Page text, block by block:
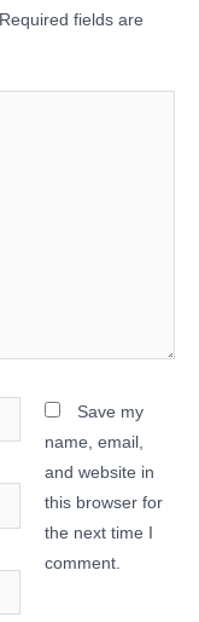
Required fields are
Save my
name, email,
and website in
this browser for
the next time I
comment.